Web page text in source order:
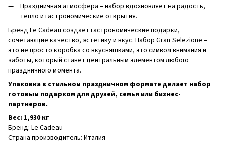
Праздничная атмосфера – набор вдохновляет на радость,
тепло и гастрономические открытия.
Бренд Le Cadeau создает гастрономические подарки,
сочетающие качество, эстетику и вкус. Набор Gran Selezione –
это не просто коробка со вкусняшками, это символ внимания и
заботы, который станет центральным элементом любого
праздничного момента.
Упаковка в стильном праздничном формате делает набор
готовым подарком для друзей, семьи или бизнес-
партнеров.
Вес: 1,930 кг
Бренд: Le Cadeau
Страна производитель: Италия